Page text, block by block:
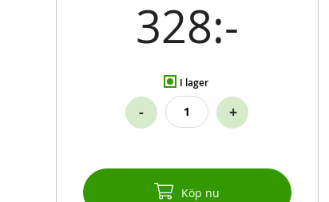
328:-
I lager
- +
Köp nu